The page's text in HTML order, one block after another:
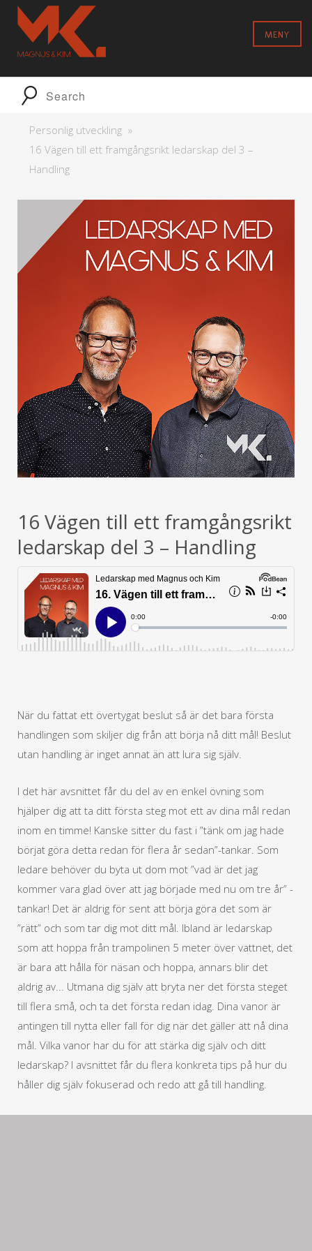
MENY
Personlig utveckling
16 Vägen till ett framgångsrikt ledarskap del 3 –
Handling
16 Vägen till ett framgångsrikt
ledarskap del 3 – Handling
När du fattat ett övertygat beslut så är det bara första
handlingen som skiljer dig från att börja nå ditt mål! Beslut
utan handling är inget annat än att lura sig själv.
I det här avsnittet får du del av en enkel övning som
hjälper dig att ta ditt första steg mot ett av dina mål redan
inom en timme! Kanske sitter du fast i ”tänk om jag hade
börjat göra detta redan för flera år sedan”-tankar. Som
ledare behöver du byta ut dom mot ”vad är det jag
kommer vara glad över att jag började med nu om tre år” -
tankar! Det är aldrig för sent att börja göra det som är
”rätt” och som tar dig mot ditt mål. Ibland är ledarskap
som att hoppa från trampolinen 5 meter över vattnet, det
är bara att hålla för näsan och hoppa, annars blir det
aldrig av... Utmana dig själv att bryta ner det första steget
till flera små, och ta det första redan idag. Dina vanor är
antingen till nytta eller fall för dig när det gäller att nå dina
mål. Vilka vanor har du för att stärka dig själv och ditt
ledarskap? I avsnittet får du flera konkreta tips på hur du
håller dig själv fokuserad och redo att gå till handling.